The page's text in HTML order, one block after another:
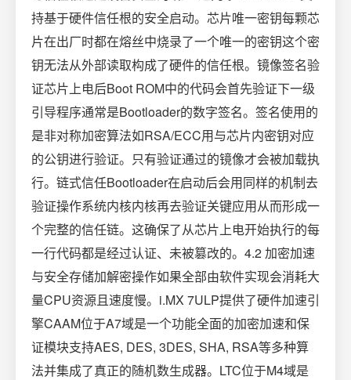
持基于硬件信任根的安全启动。芯片唯一密钥每颗芯
片在出厂时都在熔丝中烧录了一个唯一的密钥这个密
钥无法从外部读取构成了硬件的信任根。镜像签名验
证芯片上电后Boot ROM中的代码会首先验证下一级
引导程序通常是Bootloader的数字签名。签名使用的
是非对称加密算法如RSA/ECC用与芯片内密钥对应
的公钥进行验证。只有验证通过的镜像才会被加载执
行。链式信任Bootloader在启动后会用同样的机制去
验证操作系统内核内核再去验证关键应用从而形成一
个完整的信任链。这确保了从芯片上电开始执行的每
一行代码都是经过认证、未被篡改的。4.2 加密加速
与安全存储加解密操作如果全部由软件实现会消耗大
量CPU资源且速度慢。i.MX 7ULP提供了硬件加速引
擎CAAM位于A7域是一个功能全面的加密加速和保
证模块支持AES, DES, 3DES, SHA, RSA等多种算
法并集成了真正的随机数生成器。LTC位于M4域是